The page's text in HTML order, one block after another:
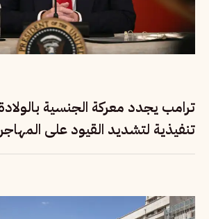
ترامب يجدد معركة الجنسية
تنفيذية لتشديد القيود على